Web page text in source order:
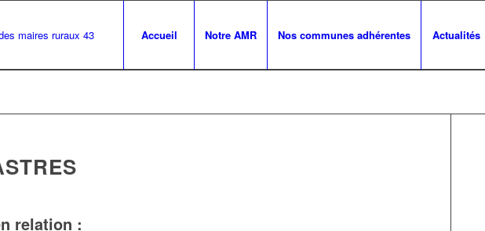
Accueil Notre AMR Nos communes adhérentes Actualités
relation :